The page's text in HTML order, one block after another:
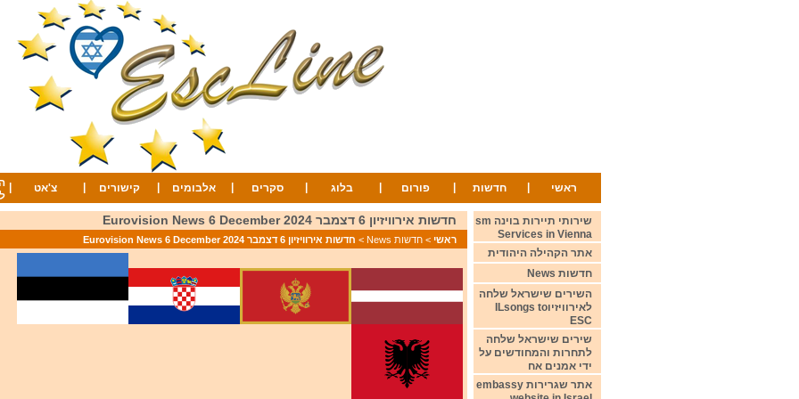
ראשי חדשות פורום בלוג סקרים אלבומים קישורים צ'אט
חדשות אירוויזיון 6 דצמבר 2024 Eurovision News 6 December
ראשי > חדשות News > חדשות אירוויזיון 6 דצמבר 2024 Eurovision News 6 December
שירותי תיירות בוינה sm
Services in Vienna
אתר הקהילה היהודית
חדשות News
השירים שישראל שלחה
לאירוויזיוILsongs to
ESC
שירים שישראל שלחה
לתחרות והמחודשים על
ידי אמנים אח
אתר שגרירות embassy